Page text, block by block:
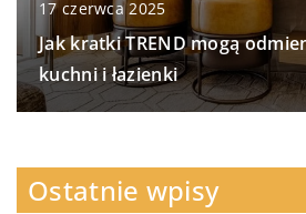
17 czerwca 2025
Jak kratki TREND mogą
kuchni i łazienki
Ostatnie wpisy